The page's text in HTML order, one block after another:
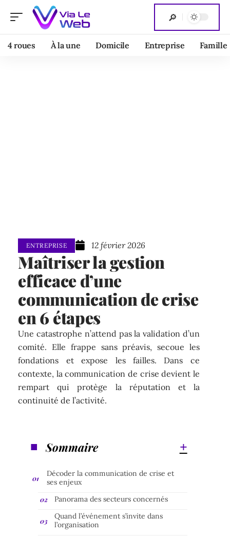
4 roues À la une Domicile Entreprise Famille
ENTREPRISE 12 février 2026
Maîtriser la gestion
efficace d’une
communication de crise
en 6 étapes
Une catastrophe n’attend pas la validation d’un
comité. Elle frappe sans préavis, secoue les
fondations et expose les failles. Dans ce
contexte, la communication de crise devient le
rempart qui protège la réputation et la
continuité de l’activité.
Sommaire
Décoder la communication de crise et
ses enjeux
Panorama des secteurs concernés
Quand l’événement s’invite dans
l’organisation